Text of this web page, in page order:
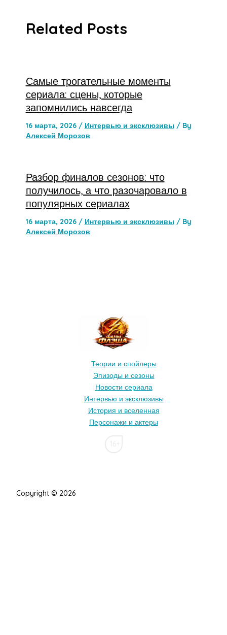
Related Posts
Самые трогательные моменты
сериала: сцены, которые
запомнились навсегда
16 марта, 2026 / Интервью и эксклюзивы / By
Алексей Морозов
Разбор финалов сезонов: что
получилось, а что разочаровало в
популярных сериалах
16 марта, 2026 / Интервью и эксклюзивы / By
Алексей Морозов
Теории и спойлеры
Эпизоды и сезоны
Новости сериала
Интервью и эксклюзивы
История и вселенная
Персонажи и актеры
Copyright © 2026